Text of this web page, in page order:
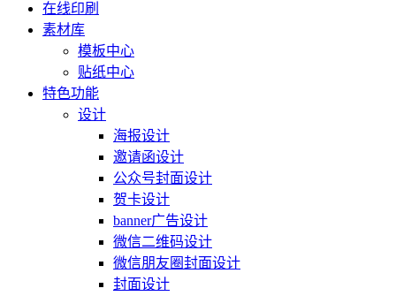
在线印刷
素材库
模板中心
贴纸中心
特色功能
设计
海报设计
邀请函设计
公众号封面设计
贺卡设计
banner广告设计
微信二维码设计
微信朋友圈封面设计
封面设计